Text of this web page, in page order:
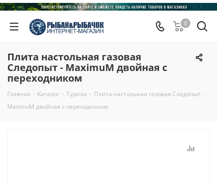
0
Плита настольная газовая
Следопыт - MaximuM двойная с
переходником
Главная - Каталог - Туризм - Плита настольная газовая Следопыт -
MaximuM двойная с переходником